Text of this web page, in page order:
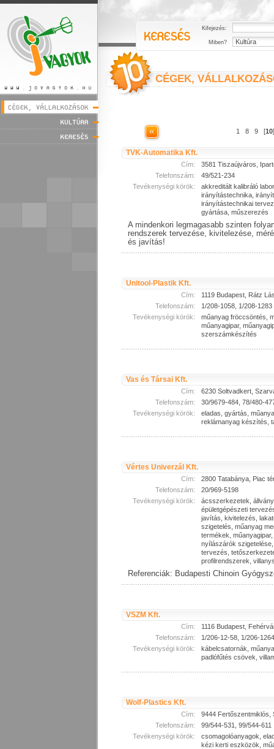
Kifejezés:
Miben?
CÉGEK,
1 8 9 [10
TVK-Automatika Kft.
Cím:
3581 Tiszaújváros,
Telefonszám:
49/521-234
Tevékenységi körök:
akkreditált kalibráló
irányítástechnika,
irányítástechnikai
gyártása, műszerezés
A mindenkori legmagasabb szinten
rendszerek tervezése, kivitelezése,
és javítás!
Unitool-Plastik Kft.
Cím:
1119 Budapest, Rátz
Telefonszám:
1/208-1058, 1/208-1283
Tevékenységi körök:
műanyag fröccsöntés,
műanyagipar,
szerszámkészítés
Vas és Társai Kft.
Cím:
6230 Soltvadkert,
Telefonszám:
30/9679-484, 78/480-
Tevékenységi körök:
eladas, gyártás,
reklámanyag készítés,
Vértes Univerzál Kft.
Cím:
2800 Tatabánya, Piac
Telefonszám:
20/969-5198
Tevékenységi körök:
ácsszerkezetek,
épületgépészeti
javítás, kivitelezés,
szigetelés, műanyag
termékek,
nyílászárók
tervezés,
profilrendszerek,
Referenciák: Budapesti Chinoin
VSZM Kft.
Cím:
1116 Budapest,
Telefonszám:
1/206-12-58, 1/206-1264
Tevékenységi körök:
kábelcsatornák,
padlófűtés csövek,
Wolf-Plastics Kft.
Cím:
9444 Fertőszentmiklós,
Telefonszám:
99/544-531, 99/544-611
Tevékenységi körök:
csomagolóanyagok,
kézi kerti eszközök,